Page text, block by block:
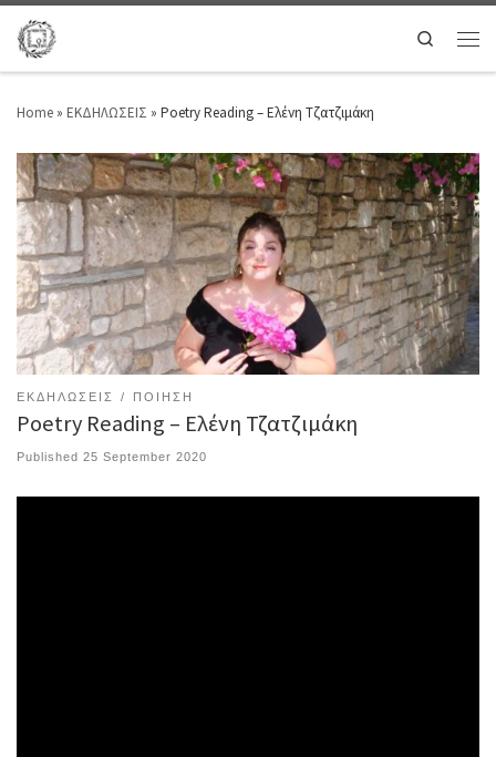
Search
Home » ΕΚΔΗΛΩΣΕΙΣ » Poetry Reading – Ελένη Τζατζιμάκη
ΕΚΔΗΛΩΣΕΙΣ ΠΟΙΗΣΗ
Poetry Reading – Ελένη Τζατζιμάκη
Published 25 September 2020